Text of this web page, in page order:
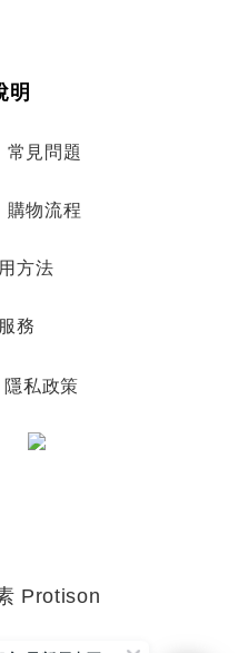
明
常見問題
購物流程
方法
務
隱私政策
Protison